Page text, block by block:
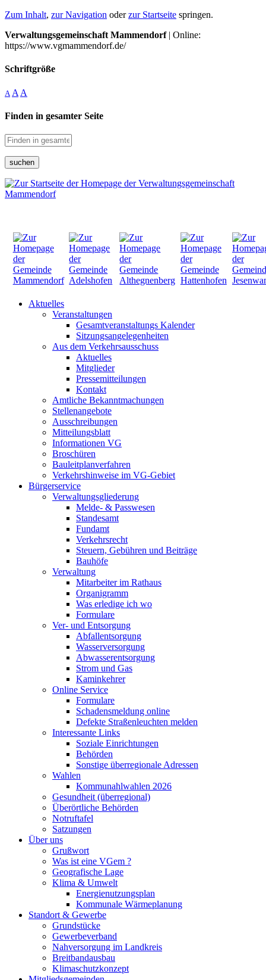
Zum Inhalt, zur Navigation oderzur Startseite springen.
Verwaltungsgemeinschaft Mammendorf| Online:
https://www.vgmammendorf.de/
Schriftgröße
A A A
Finden in gesamter Seite
suchen
Aktuelles
Veranstaltungen
Gesamtveranstaltungs Kalender
Sitzungsangelegenheiten
Aus dem Verkehrsausschuss
Aktuelles
Mitglieder
Pressemitteilungen
Kontakt
Amtliche Bekanntmachungen
Stellenangebote
Ausschreibungen
Mitteilungsblatt
Informationen VG
Broschüren
Bauleitplanverfahren
Verkehrshinweise im VG-Gebiet
Bürgerservice
Verwaltungsgliederung
Melde- & Passwesen
Standesamt
Fundamt
Verkehrsrecht
Steuern, Gebühren und Beiträge
Bauhöfe
Verwaltung
Mitarbeiter im Rathaus
Organigramm
Was erledige ich wo
Formulare
Ver- und Entsorgung
Abfallentsorgung
Wasserversorgung
Abwasserentsorgung
Strom und Gas
Kaminkehrer
Online Service
Formulare
Schadensmeldung online
Defekte Straßenleuchten melden
Interessante Links
Soziale Einrichtungen
Behörden
Sonstige überregionale Adressen
Wahlen
Kommunahlwahlen 2026
Gesundheit (überregional)
Überörtliche Behörden
Notruftafel
Satzungen
Über uns
Grußwort
Was ist eine VGem ?
Geografische Lage
Klima & Umwelt
Energienutzungsplan
Kommunale Wärmeplanung
Standort & Gewerbe
Grundstücke
Gewerbeverband
Nahversorgung im Landkreis
Breitbandausbau
Klimaschutzkonzept